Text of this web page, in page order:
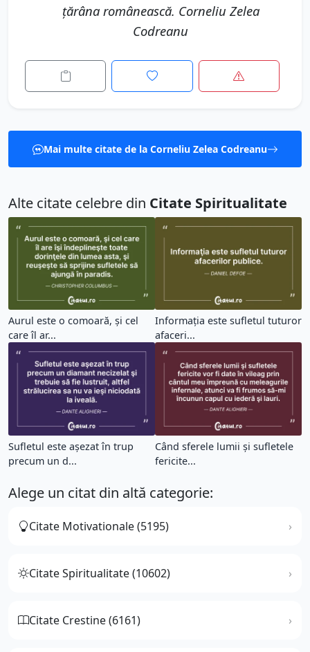
ţărâna românească. Corneliu Zelea
Codreanu
Mai multe citate de la Corneliu Zelea Codreanu
Alte citate celebre din Citate Spiritualitate
Aurul este o comoară, şi cel
care îl ar...
Informaţia este sufletul tuturor
afaceri...
Sufletul este aşezat în trup
precum un d...
Când sferele lumii şi sufletele
fericite...
Alege un citat din altă categorie:
Citate Motivationale (5195)
Citate Spiritualitate (10602)
Citate Crestine (6161)